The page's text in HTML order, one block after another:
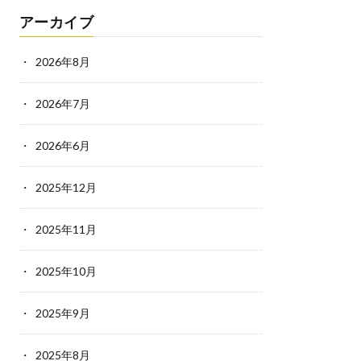
アーカイブ
2026年8月
2026年7月
2026年6月
2025年12月
2025年11月
2025年10月
2025年9月
2025年8月